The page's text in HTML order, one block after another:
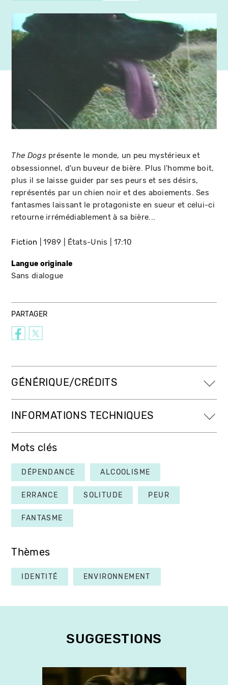
The Dogsprésente le monde, un peu mystérieux et
obsessionnel, d'un buveur de bière. Plus l'homme boit,
plus il se laisse guider par ses peurs et ses désirs,
représentés par un chien noir et des aboiements. Ses
fantasmes laissant le protagoniste en sueur et celui-ci
retourne irrémédiablement à sa bière...
Fiction 1989 États-Unis 17:10
Langue originale
Sans dialogue
PARTAGER
GÉNÉRIQUE/CRÉDITS
INFORMATIONS TECHNIQUES
Mots clés
DÉPENDANCE ALCOOLISME
ERRANCE SOLITUDE PEUR
FANTASME
Thèmes
IDENTITÉ ENVIRONNEMENT
SUGGESTIONS